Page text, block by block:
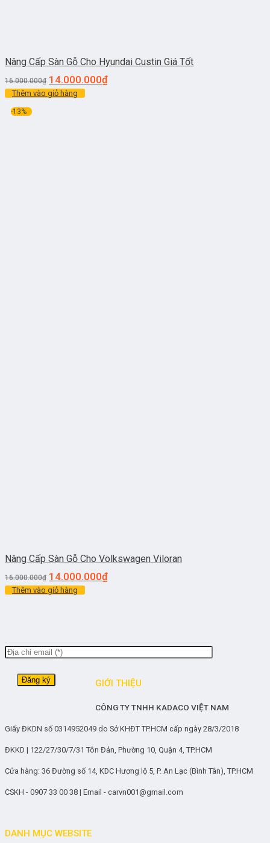
Nâng Cấp Sàn Gỗ Cho Hyundai Custin Giá Tốt
16.000.000₫ 14.000.000₫
Thêm vào giỏ hàng
-13%
Nâng Cấp Sàn Gỗ Cho Volkswagen Viloran
16.000.000₫ 14.000.000₫
Thêm vào giỏ hàng
GIỚI THIỆU
CÔNG TY TNHH KADACO VIỆT NAM
Giấy ĐKDN số 0314952049 do Sở KHĐT TP.HCM cấp ngày 28/3/2018
ĐKKD | 122/27/30/7/31 Tôn Đản, Phường 10, Quận 4, TP.HCM
Cửa hàng: 36 Đường số 14, KDC Hương lộ 5, P. An Lạc (Bình Tân), TP.HCM
CSKH - 0907 33 00 38 | Email - carvn001@gmail.com
DANH MỤC WEBSITE